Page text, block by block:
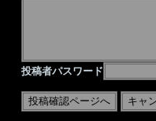
投稿者パスワード